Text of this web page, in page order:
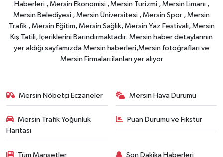
Haberleri , Mersin Ekonomisi , Mersin Turizmi , Mersin Limanı ,
Mersin Belediyesi , Mersin Üniversitesi , Mersin Spor , Mersin
Trafik , Mersin Eğitim, Mersin Sağlık, Mersin Yaz Festivali, Mersin
Kış Tatili, İçeriklerini Barındırmaktadır. Mersin haber detaylarının
yer aldığı sayfamızda Mersin haberleri,Mersin fotoğrafları ve
Mersin Firmaları ilanları yer alıyor
Mersin Nöbetçi Eczaneler Mersin Hava Durumu
Mersin Trafik Yoğunluk
Haritası
Puan Durumu ve Fikstür
Tüm Manşetler Son Dakika Haberleri